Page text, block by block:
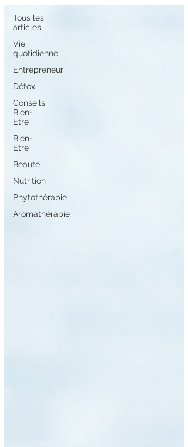
Tous les
articles
Vie
quotidienne
Entrepreneur
Détox
Conseils
Bien-
Etre
Bien-
Etre
Beauté
Nutrition
Phytothérapie
Aromathérapie